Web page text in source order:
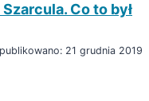
Co to był
21 grudnia 2019